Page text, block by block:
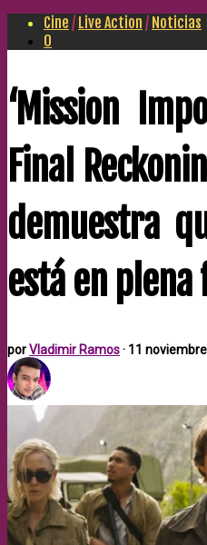
Cine / Live Action / Noticias
0
‘Mission
Final
demuestra
está en
porVladimir Ramos· 11